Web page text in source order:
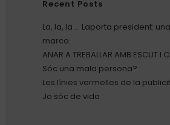
Recent Posts
La, la, la … Laporta president:
marca.
ANAR A TREBALLAR AMB ESCUT I
Sóc una mala persona?
Les línies vermelles de la
Jo sóc de vida